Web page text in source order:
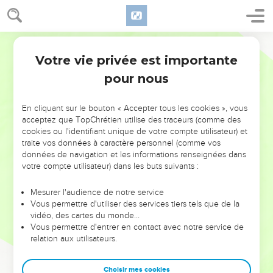
NE MANQUEZ PAS L’ÉVÉNEMENT
DE L’ANNÉE !
ET SI LEURS ERREURS POUVAIENT VOUS ÉVITER LES
VOTRES ?
leur foi ou leur vision. Mais on voit moins les doutes, les erreurs
et les saisons difficiles qu'ils ont traversés, alors même que ce
sont elles qui les ont façonnés.
Dans cette conférence, leaders, entrepreneurs, et responsables
clés pour avancer avec plus de sagesse afin que leurs erreurs
Votre vie privée est importante
pour nous
En cliquant sur le bouton « Accepter tous les cookies », vous
acceptez que TopChrétien utilise des traceurs (comme des
cookies ou l'identifiant unique de votre compte utilisateur) et
traite vos données à caractère personnel (comme vos
données de navigation et les informations renseignées dans
votre compte utilisateur) dans les buts suivants :
Mesurer l'audience de notre service
Vous permettre d'utiliser des services tiers tels que de la
vidéo, des cartes du monde…
Vous permettre d'entrer en contact avec notre service de
relation aux utilisateurs.
Choisir mes cookies